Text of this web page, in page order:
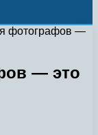
фотографов —
— это